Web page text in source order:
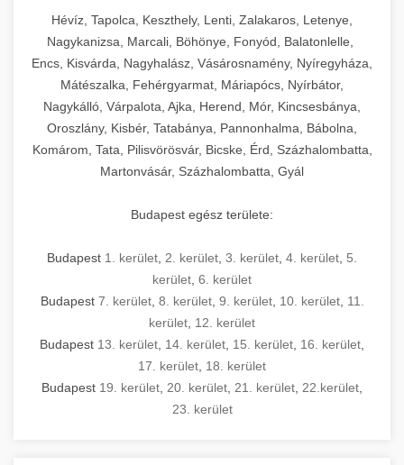
Hévíz, Tapolca, Keszthely, Lenti, Zalakaros, Letenye,
Nagykanizsa, Marcali, Böhönye, Fonyód, Balatonlelle,
Encs, Kisvárda, Nagyhalász, Vásárosnamény, Nyíregyháza,
Mátészalka, Fehérgyarmat, Máriapócs, Nyírbátor,
Nagykálló, Várpalota, Ajka, Herend, Mór, Kincsesbánya,
Oroszlány, Kisbér, Tatabánya, Pannonhalma, Bábolna,
Komárom, Tata, Pilisvörösvár, Bicske, Érd, Százhalombatta,
Martonvásár, Százhalombatta, Gyál
Budapest egész területe:
Budapest 1. kerület 2. kerület 3. kerület 4. kerület 5.
kerület 6. kerület
Budapest 7. kerület, 8. kerület, 9. kerület, 10. kerület, 11.
kerület 12. kerület
Budapest 13. kerület 14. kerület 15. kerület 16. kerület
17. kerület 18. kerület
Budapest 19. kerület 20. kerület 21. kerület 22.kerület
23. kerület